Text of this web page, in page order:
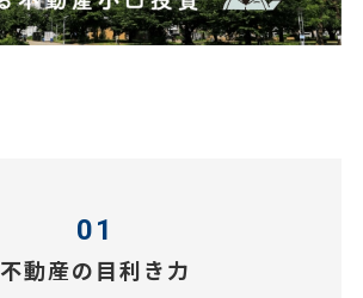
01
不動産の目利き力